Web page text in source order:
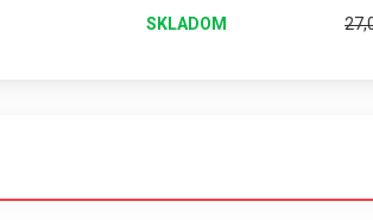
SKLADOM